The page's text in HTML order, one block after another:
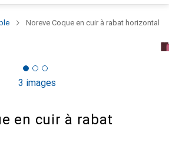
Noreve Coque en cuir à rabat horizontal
3 images
en cuir à rabat